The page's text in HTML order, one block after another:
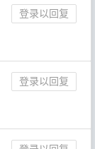
登录以回复
登录以回复